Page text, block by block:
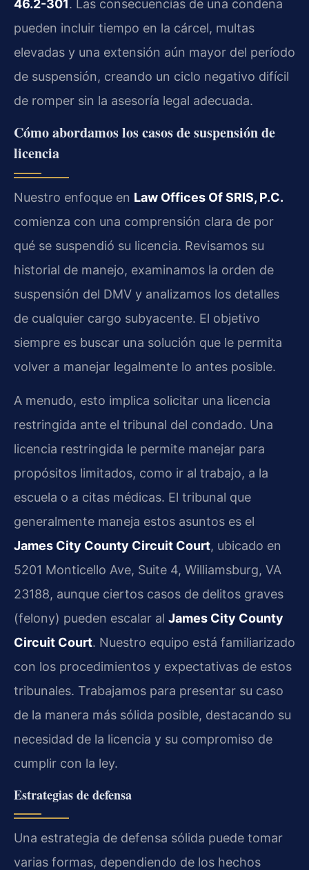
46.2-301 . Las consecuencias de una condena
pueden incluir tiempo en la cárcel, multas
elevadas y una extensión aún mayor del período
de suspensión, creando un ciclo negativo difícil
de romper sin la asesoría legal adecuada.
Cómo abordamos los casos de suspensión de
licencia
Nuestro enfoque en Law Offices Of SRIS, P.C.
comienza con una comprensión clara de por
qué se suspendió su licencia. Revisamos su
historial de manejo, examinamos la orden de
suspensión del DMV y analizamos los detalles
de cualquier cargo subyacente. El objetivo
siempre es buscar una solución que le permita
volver a manejar legalmente lo antes posible.
A menudo, esto implica solicitar una licencia
restringida ante el tribunal del condado. Una
licencia restringida le permite manejar para
propósitos limitados, como ir al trabajo, a la
escuela o a citas médicas. El tribunal que
generalmente maneja estos asuntos es el
James City County Circuit Court, ubicado en
5201 Monticello Ave, Suite 4, Williamsburg, VA
23188, aunque ciertos casos de delitos graves
(felony) pueden escalar al James City County
Circuit Court. Nuestro equipo está familiarizado
con los procedimientos y expectativas de estos
tribunales. Trabajamos para presentar su caso
de la manera más sólida posible, destacando su
necesidad de la licencia y su compromiso de
cumplir con la ley.
Estrategias de defensa
Una estrategia de defensa sólida puede tomar
varias formas, dependiendo de los hechos